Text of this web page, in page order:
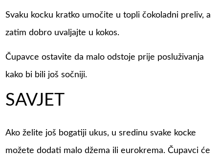
Svaku kocku kratko umočite u topli čokoladni preliv, a
zatim dobro uvaljajte u kokos.
Čupavce ostavite da malo odstoje prije posluživanja
kako bi bili još sočniji.
SAVJET
Ako želite još bogatiji ukus, u sredinu svake kocke
možete dodati malo džema ili eurokrema. Čupavci će